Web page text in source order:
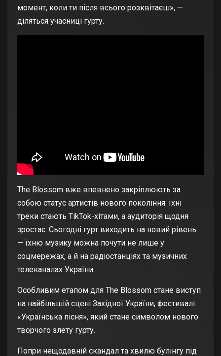
момент, коли ти після всього розквітаєш», —
діляться учасниці гурту.
The Blossom вже впевнено закріплюють за
собою статус артистів нового покоління: їхні
треки стають TikTok-хітами, а аудиторія щодня
зростає. Сьогодні гурт виходить на новий рівень
— їхню музику можна почути не лише у
соцмережах, а й на радіостанціях та музичних
телеканалах України.
Особливим етапом для The Blossom стане виступ
на найбільшій сцені Західної України, фестивалі
«Українська пісня», який стане символом нового
творчого злету гурту.
Попри нещодавній скандал та хвилю булінгу під